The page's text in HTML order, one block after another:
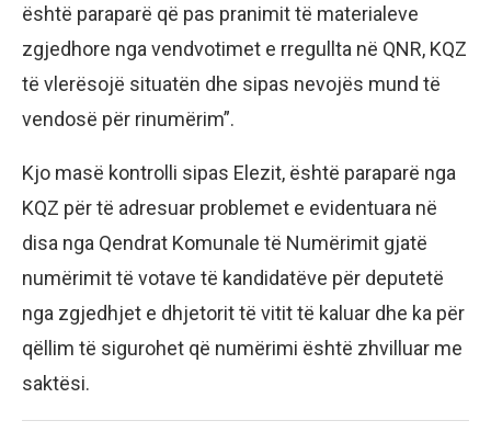
është paraparë që pas pranimit të materialeve
zgjedhore nga vendvotimet e rregullta në QNR, KQZ
të vlerësojë situatën dhe sipas nevojës mund të
vendosë për rinumërim”.
Kjo masë kontrolli sipas Elezit, është paraparë nga
KQZ për të adresuar problemet e evidentuara në
disa nga Qendrat Komunale të Numërimit gjatë
numërimit të votave të kandidatëve për deputetë
nga zgjedhjet e dhjetorit të vitit të kaluar dhe ka për
qëllim të sigurohet që numërimi është zhvilluar me
saktësi.